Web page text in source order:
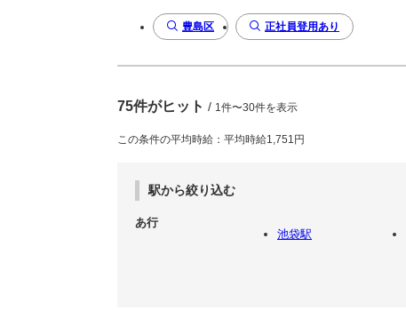
豊島区 正社員登用あり
75件がヒット / 1件〜30件を表示
この条件の平均時給：平均時給1,751円
駅から絞り込む
あ行
池袋駅